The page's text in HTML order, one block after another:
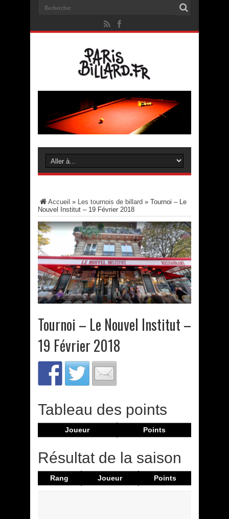
Accueil » Les tournois de billard » Tournoi – Le
Nouvel Institut – 19 Février 2018
Tournoi – Le Nouvel Institut –
19 Février 2018
Tableau des points
Joueur Points
Résultat de la saison
Rang Joueur Points